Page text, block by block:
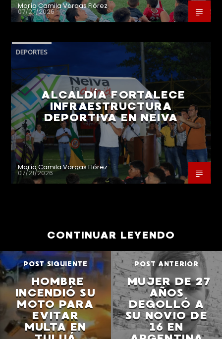
María Camila Vargas Flórez
07/27/2026
DEPORTES
ALCALDÍA FORTALECE
INFRAESTRUCTURA
DEPORTIVA EN NEIVA
María Camila Vargas Flórez
07/21/2026
CONTINUAR LEYENDO
POST SIGUIENTE
HOMBRE
INCENDIÓ SU
MOTO PARA
EVITAR
MULTA EN
POST ANTERIOR
MUJER DE 27
AÑOS
DEGOLLÓ A
SU NOVIO DE
16 EN